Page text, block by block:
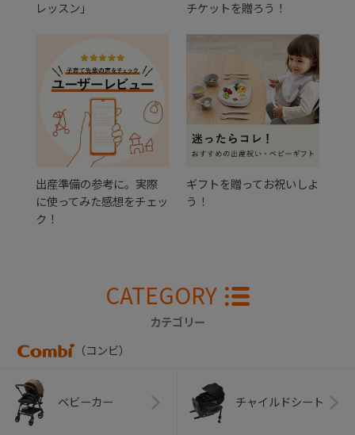
レッスン」
チケットを贈ろう！
出産準備の参考に。実際
に使ってみた感想をチェッ
ク！
ギフトを贈ってお祝いしよ
う！
CATEGORY
カテゴリー
（コンビ）
ベビーカー チャイルドシート